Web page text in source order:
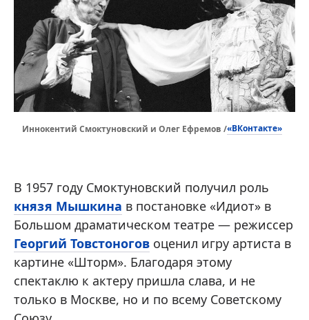
Иннокентий Смоктуновский и Олег Ефремов /«ВКонтакте»
В 1957 году Смоктуновский получил роль
князя Мышкина в постановке «Идиот» в
Большом драматическом театре — режиссер
Георгий Товстоногов оценил игру артиста в
картине «Шторм». Благодаря этому
спектаклю к актеру пришла слава, и не
только в Москве, но и по всему Советскому